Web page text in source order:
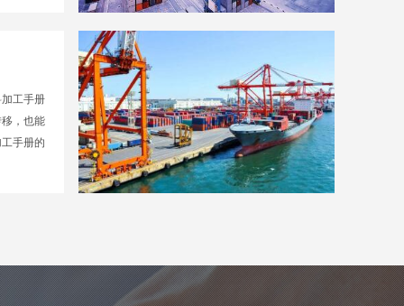
工手册
，也能
手册的